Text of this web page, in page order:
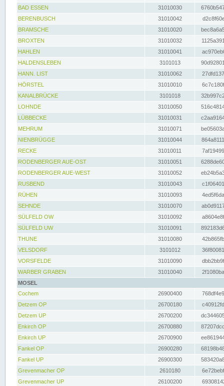
BAD ESSEN
31010030
BERENBUSCH
31010042
BRAMSCHE
31010020
BROXTEN
31010032
HAHLEN
31010041
HALDENSLEBEN
3101013
HANN. LIST
31010062
HÖRSTEL
31010010
KANALBRÜCKE
3101018
LOHNDE
31010050
LÜBBECKE
31010031
MEHRUM
31010071
NIENBRÜGGE
31010044
RECKE
31010011
RODENBERGER AUE-OST
31010051
RODENBERGER AUE-WEST
31010052
RUSBEND
31010043
RÜHEN
31010093
SEHNDE
31010070
SÜLFELD OW
31010092
SÜLFELD UW
31010091
THUNE
31010080
VELSDORF
3101012
VORSFELDE
31010090
WARBER GRABEN
31010040
MOSEL
Cochem
26900400
Detzem OP
26700180
Detzem UP
26700200
Enkirch OP
26700880
Enkirch UP
26700900
Fankel OP
26900280
Fankel UP
26900300
Grevenmacher OP
2610180
Grevenmacher UP
26100200